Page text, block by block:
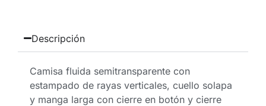
Descripción
Camisa fluida semitransparente con
estampado de rayas verticales, cuello solapa
y manga larga con cierre en botón y cierre